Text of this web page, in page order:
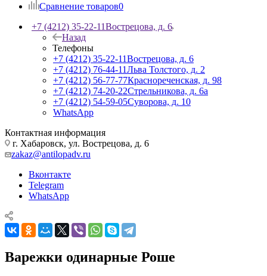
Сравнение товаров0
+7 (4212) 35-22-11Вострецова, д. 6
Назад
Телефоны
+7 (4212) 35-22-11Вострецова, д. 6
+7 (4212) 76-44-11Льва Толстого, д. 2
+7 (4212) 56-77-77Краснореченская, д. 98
+7 (4212) 74-20-22Стрельникова, д. 6а
+7 (4212) 54-59-05Суворова, д. 10
WhatsApp
Контактная информация
г. Хабаровск, ул. Вострецова, д. 6
zakaz@antilopadv.ru
Вконтакте
Telegram
WhatsApp
Варежки одинарные Роше